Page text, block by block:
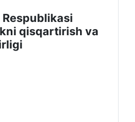
Respublikasi
qisqartirish va